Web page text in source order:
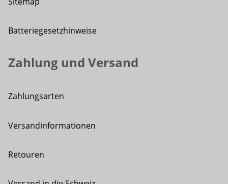
Batteriegesetzhinweise
Zahlung und Versand
Zahlungsarten
Versandinformationen
Retouren